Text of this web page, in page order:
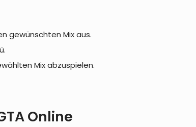
gewünschten Mix aus.
Mix abzuspielen.
Online